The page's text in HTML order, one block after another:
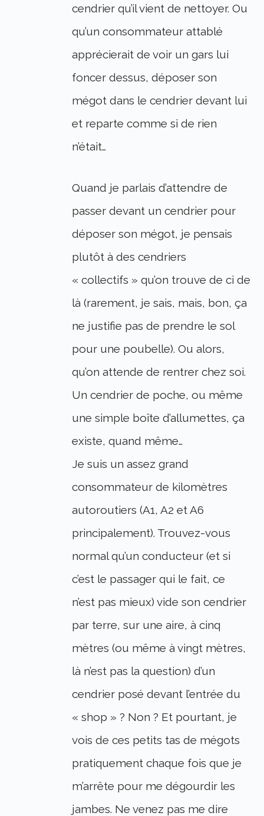
cendrier qu’il vient de nettoyer. Ou
qu’un consommateur attablé
apprécierait de voir un gars lui
foncer dessus, déposer son
mégot dans le cendrier devant lui
et reparte comme si de rien
n’était…
Quand je parlais d’attendre de
passer devant un cendrier pour
déposer son mégot, je pensais
plutôt à des cendriers
« collectifs » qu’on trouve de ci de
là (rarement, je sais, mais, bon, ça
ne justifie pas de prendre le sol
pour une poubelle). Ou alors,
qu’on attende de rentrer chez soi.
Un cendrier de poche, ou même
une simple boîte d’allumettes, ça
existe, quand même…
Je suis un assez grand
consommateur de kilomètres
autoroutiers (A1, A2 et A6
principalement). Trouvez-vous
normal qu’un conducteur (et si
c’est le passager qui le fait, ce
n’est pas mieux) vide son cendrier
par terre, sur une aire, à cinq
mètres (ou même à vingt mètres,
là n’est pas la question) d’un
cendrier posé devant l’entrée du
« shop » ? Non ? Et pourtant, je
vois de ces petits tas de mégots
pratiquement chaque fois que je
m’arrête pour me dégourdir les
jambes. Ne venez pas me dire